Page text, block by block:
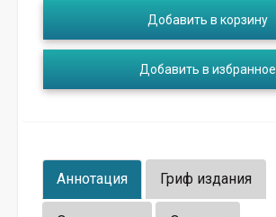
Добавить в корзину
Добавить в избранное
Аннотация Гриф издания